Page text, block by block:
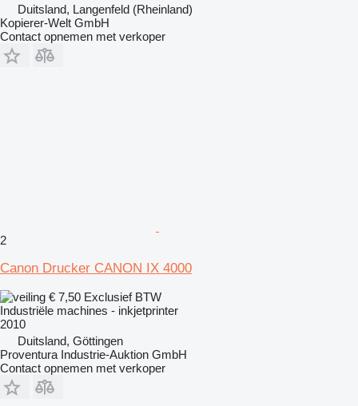
Duitsland, Langenfeld (Rheinland)
Kopierer-Welt GmbH
Contact opnemen met verkoper
2
Canon Drucker CANON IX 4000
€ 7,50 Exclusief BTW
Industriële machines - inkjetprinter
2010
Duitsland, Göttingen
Proventura Industrie-Auktion GmbH
Contact opnemen met verkoper